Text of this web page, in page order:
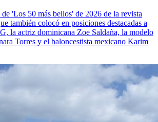
'Los 50 más bellos' de 2026 de la revista
también colocó en posiciones destacadas a
la actriz dominicana Zoe Saldaña, la modelo
Torres y el baloncestista mexicano Karim